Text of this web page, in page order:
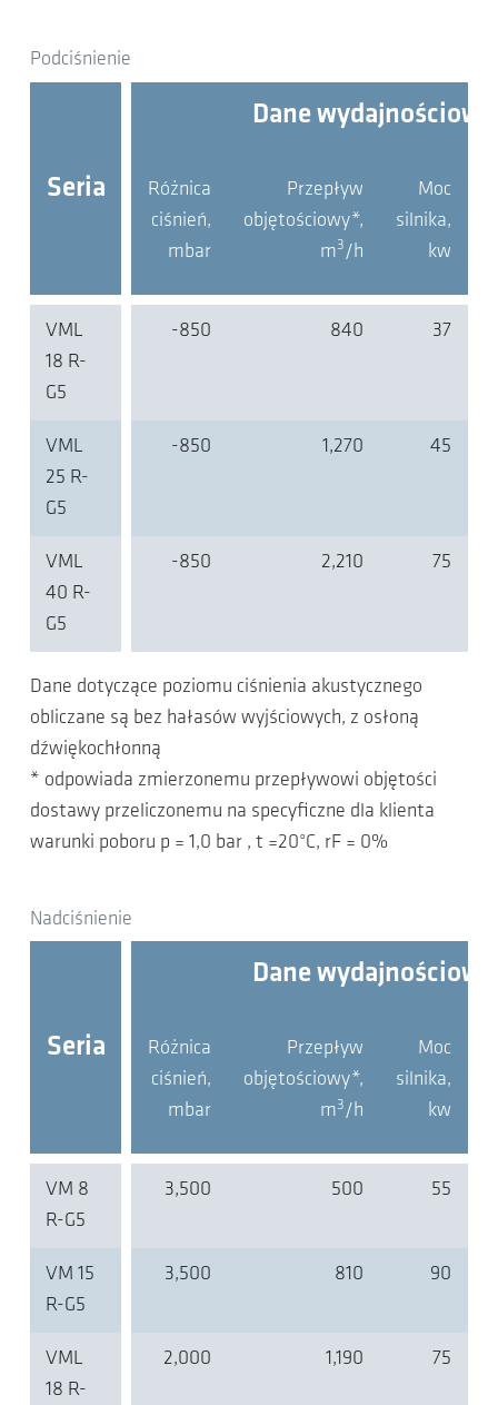
Podciśnienie
Seria
Dane wydajnościowe
Różnica
ciśnień,
mbar
Przepływ
objętościowy*,
m3 /h
Moc
silnika,
kw
VML
18 R-
G5
-850 840 37
VML
25 R-
G5
-850 1,270 45
VML
40 R-
G5
-850 2,210 75
Dane dotyczące poziomu ciśnienia akustycznego
obliczane są bez hałasów wyjściowych, z osłoną
dźwiękochłonną
* odpowiada zmierzonemu przepływowi objętości
dostawy przeliczonemu na specyficzne dla klienta
warunki poboru p = 1,0 bar , t =20°C, rF = 0%
Nadciśnienie
Seria
Dane wydajnościowe
Różnica
ciśnień,
mbar
Przepływ
objętościowy*,
m3/h
Moc
silnika,
kw
VM 8
R-G5
3,500 500 55
VM 15
R-G5
3,500 810 90
VML
18 R-
2,000 1,190 75